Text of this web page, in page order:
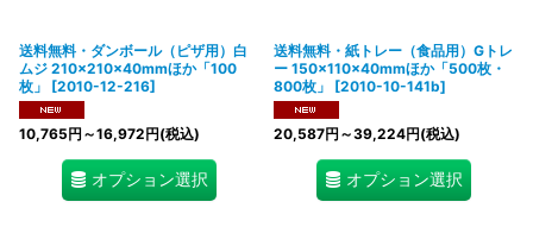
送料無料・ダンボール（ピザ用）白
ムジ 210×210×40mmほか「100
枚」
[2010-12-216]
10,765円 ～16,972円(税込)
オプション選択
送料無料・紙トレー（食品用）Gトレ
ー 150×110×40mmほか「500枚・
800枚」
[2010-10-141b]
20,587円 ～39,224円(税込)
オプション選択